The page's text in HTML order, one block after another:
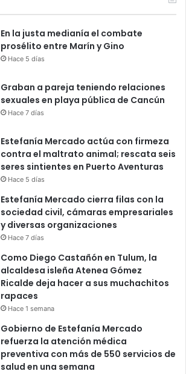
En la justa medianía el combate
prosélito entre Marín y Gino
Hace 5 días
Graban a pareja teniendo relaciones
sexuales en playa pública de Cancún
Hace 7 días
Estefanía Mercado actúa con firmeza
contra el maltrato animal; rescata seis
seres sintientes en Puerto Aventuras
Hace 5 días
Estefanía Mercado cierra filas con la
sociedad civil, cámaras empresariales
y diversas organizaciones
Hace 7 días
Como Diego Castañón en Tulum, la
alcaldesa isleña Atenea Gómez
Ricalde deja hacer a sus muchachitos
rapaces
Hace 1 semana
Gobierno de Estefanía Mercado
refuerza la atención médica
preventiva con más de 550 servicios de
salud en una semana